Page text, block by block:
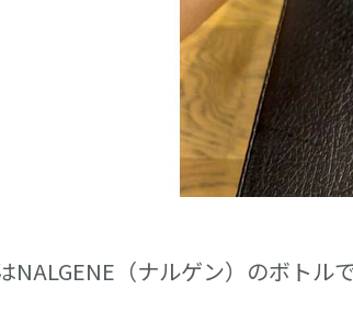
NALGENE（ナルゲン）のボトル